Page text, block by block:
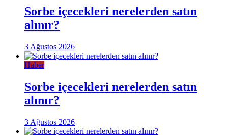
Sorbe içecekleri nerelerden satın
alınır?
3 Ağustos 2026
Haber
Sorbe içecekleri nerelerden satın
alınır?
3 Ağustos 2026